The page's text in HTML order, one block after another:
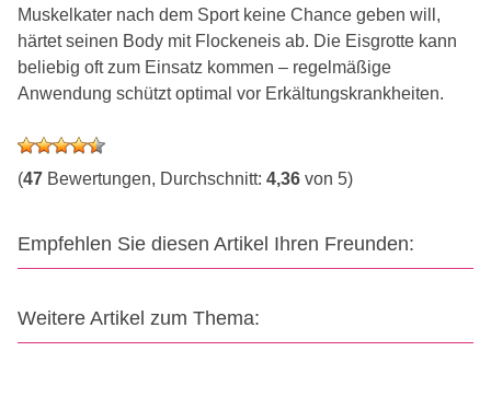
Muskelkater nach dem Sport keine Chance geben will,
härtet seinen Body mit Flockeneis ab. Die Eisgrotte kann
beliebig oft zum Einsatz kommen – regelmäßige
Anwendung schützt optimal vor Erkältungskrankheiten.
(47 Bewertungen, Durchschnitt: 4,36 von 5)
Empfehlen Sie diesen Artikel Ihren Freunden:
Weitere Artikel zum Thema: